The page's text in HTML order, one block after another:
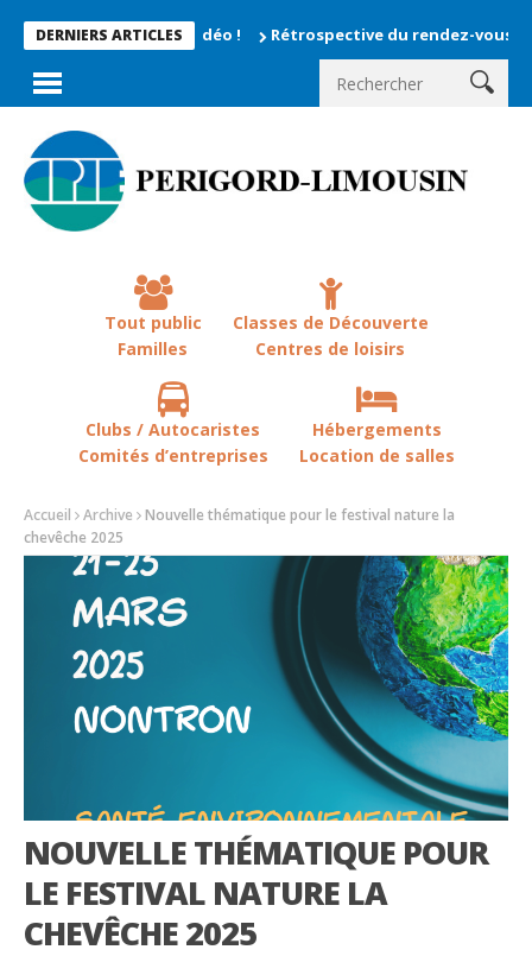
DERNIERS ARTICLES Rétrospective du rendez-vous la
Tout public
Familles
Classes de Découverte
Centres de loisirs
Clubs / Autocaristes
Comités d’entreprises
Hébergements
Location de salles
Accueil Archive
Nouvelle thématique pour le festival nature la
chevêche 2025
NOUVELLE THÉMATIQUE POUR
LE FESTIVAL NATURE LA
CHEVÊCHE 2025